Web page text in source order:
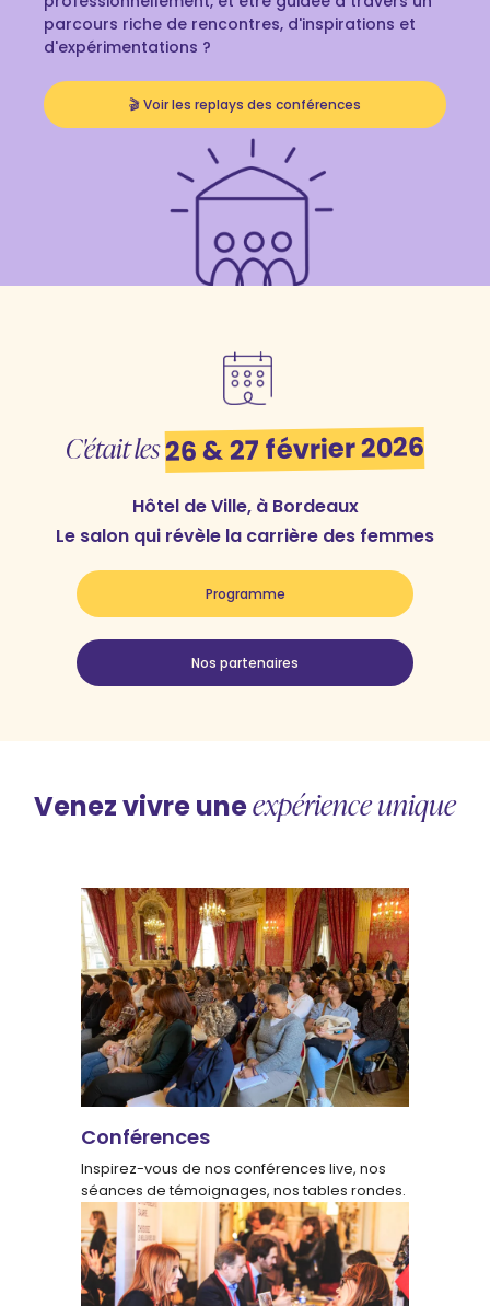
parcours riche de rencontres, d'inspirations et
d'expérimentations ?
🎬 Voir les replays des conférences
C'était les26 & 27 février 2026
Hôtel de Ville, à Bordeaux
Le salon qui révèle la carrière des femmes
Programme
Nos partenaires
Venez vivre uneexpérience unique
Conférences
Inspirez-vous de nos conférences live, nos
séances de témoignages, nos tables rondes.